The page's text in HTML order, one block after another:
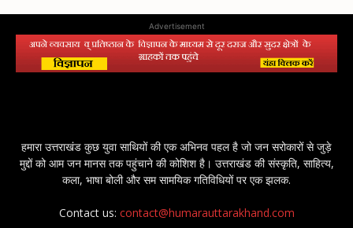
Advertisement
हमारा उत्तराखंड कुछ युवा साथियों की एक अभिनव पहल है जो जन सरोकारों से जुड़े
मुद्दों को आम जन मानस तक पहुंचाने की कोशिश है। उत्तराखंड की संस्कृति, साहित्य,
कला, भाषा बोली और सम सामयिक गतिविधियों पर एक झलक.
Contact us: contact@humarauttarakhand.com